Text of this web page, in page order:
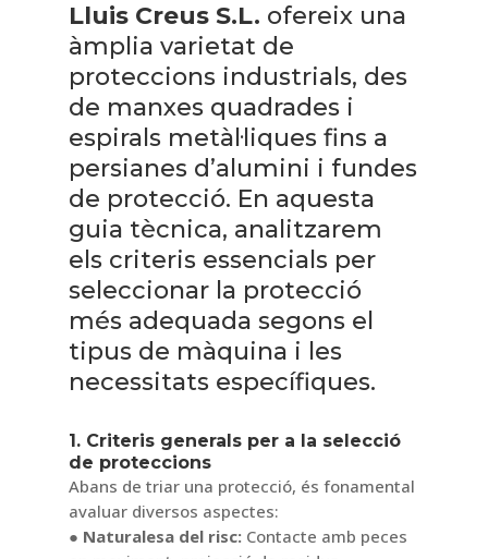
Lluis Creus S.L. ofereix una
àmplia varietat de
proteccions industrials, des
de manxes quadrades i
espirals metàl·liques fins a
persianes d’alumini i fundes
de protecció. En aquesta
guia tècnica, analitzarem
els criteris essencials per
seleccionar la protecció
més adequada segons el
tipus de màquina i les
necessitats específiques.
1. Criteris generals per a la selecció
de proteccions
Abans de triar una protecció, és fonamental
avaluar diversos aspectes:
● Naturalesa del risc:Contacte amb peces